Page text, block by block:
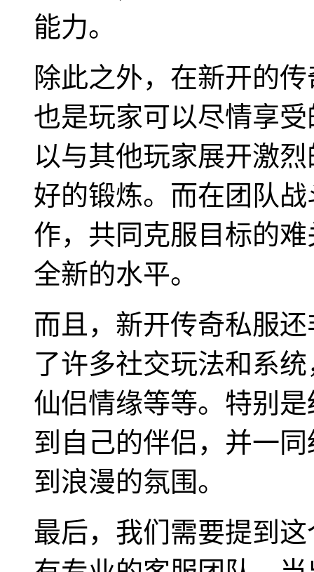
能力。
除此之外，在新开的
也是玩家可以尽情享
以与其他玩家展开激
好的锻炼。而在团队
作，共同克服目标的
全新的水平。
而且，新开传奇私服
了许多社交玩法和系
仙侣情缘等等。特别
到自己的伴侣，并一
到浪漫的氛围。
最后，我们需要提到